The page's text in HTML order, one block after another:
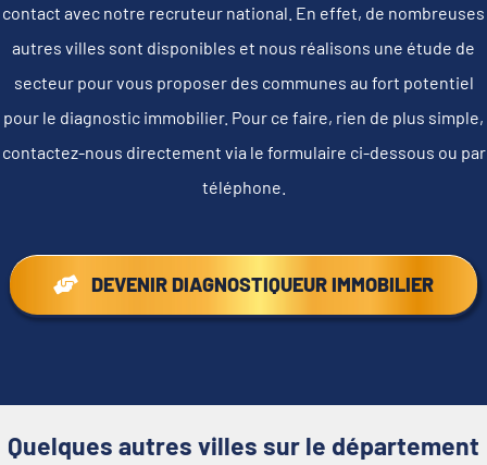
contact avec notre recruteur national. En effet, de nombreuses
autres villes sont disponibles et nous réalisons une étude de
secteur pour vous proposer des communes au fort potentiel
pour le diagnostic immobilier. Pour ce faire, rien de plus simple,
contactez-nous directement via le formulaire ci-dessous ou par
téléphone.
DEVENIR DIAGNOSTIQUEUR IMMOBILIER
Quelques autres villes sur le département